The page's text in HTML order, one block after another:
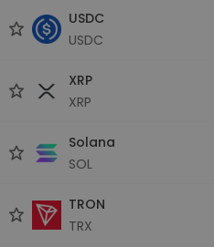
USDC
USDC
XRP
XRP
Solana
SOL
TRON
TRX